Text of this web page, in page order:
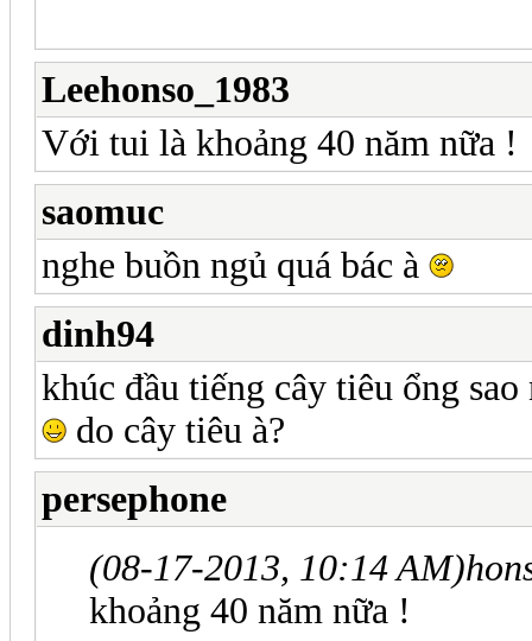
Leehonso_1983
Với tui là khoảng 40 năm nữa !
saomuc
nghe buồn ngủ quá bác à
dinh94
khúc đầu tiếng cây tiêu ổng
do cây tiêu à?
persephone
(08-17-2013, 10:14 AM)
khoảng 40 năm nữa !